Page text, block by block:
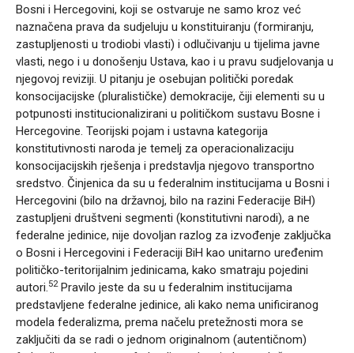
Bosni i Hercegovini, koji se ostvaruje ne samo kroz već
naznačena prava da sudjeluju u konstituiranju (formiranju,
zastupljenosti u trodiobi vlasti) i odlučivanju u tijelima javne
vlasti, nego i u donošenju Ustava, kao i u pravu sudjelovanja u
njegovoj reviziji. U pitanju je osebujan politički poredak
konsocijacijske (pluralističke) demokracije, čiji elementi su u
potpunosti institucionalizirani u političkom sustavu Bosne i
Hercegovine. Teorijski pojam i ustavna kategorija
konstitutivnosti naroda je temelj za operacionalizaciju
konsocijacijskih rješenja i predstavlja njegovo transportno
sredstvo. Činjenica da su u federalnim institucijama u Bosni i
Hercegovini (bilo na državnoj, bilo na razini Federacije BiH)
zastupljeni društveni segmenti (konstitutivni narodi), a ne
federalne jedinice, nije dovoljan razlog za izvođenje zaključka
o Bosni i Hercegovini i Federaciji BiH kao unitarno uređenim
političko-teritorijalnim jedinicama, kako smatraju pojedini
autori. 52Pravilo jeste da su u federalnim institucijama
predstavljene federalne jedinice, ali kako nema unificiranog
modela federalizma, prema načelu pretežnosti mora se
zaključiti da se radi o jednom originalnom (autentičnom)